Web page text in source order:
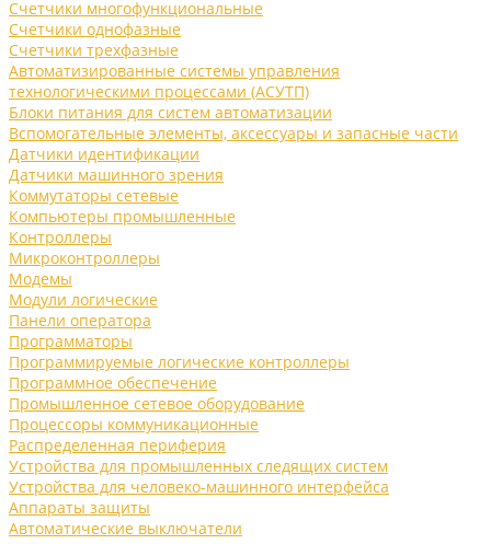
Счетчики многофункциональные
Счетчики однофазные
Счетчики трехфазные
Автоматизированные системы управления
технологическими процессами (АСУТП)
Блоки питания для систем автоматизации
Вспомогательные элементы, аксессуары и запасные части
Датчики идентификации
Датчики машинного зрения
Коммутаторы сетевые
Компьютеры промышленные
Контроллеры
Микроконтроллеры
Модемы
Модули логические
Панели оператора
Программаторы
Программируемые логические контроллеры
Программное обеспечение
Промышленное сетевое оборудование
Процессоры коммуникационные
Распределенная периферия
Устройства для промышленных следящих систем
Устройства для человеко-машинного интерфейса
Аппараты защиты
Автоматические выключатели